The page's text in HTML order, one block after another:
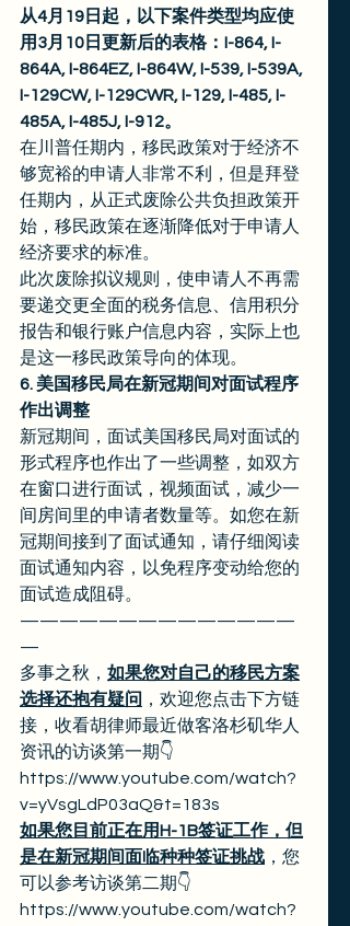
从4月19日起，以下案件类型均应使
用3月10日更新后的表格：I-864, I-
864A, I-864EZ, I-864W, I-539, I-539A,
I-129CW, I-129CWR, I-129, I-485, I-
485A, I-485J, I-912。
在川普任期内，移民政策对于经济不
够宽裕的申请人非常不利，但是拜登
任期内，从正式废除公共负担政策开
始，移民政策在逐渐降低对于申请人
经济要求的标准。
此次废除拟议规则，使申请人不再需
要递交更全面的税务信息、信用积分
报告和银行账户信息内容，实际上也
是这一移民政策导向的体现。
6. 美国移民局在新冠期间对面试程序
作出调整
新冠期间，面试美国移民局对面试的
形式程序也作出了一些调整，如双方
在窗口进行面试，视频面试，减少一
间房间里的申请者数量等。如您在新
冠期间接到了面试通知，请仔细阅读
面试通知内容，以免程序变动给您的
面试造成阻碍。
——————————————
—
多事之秋， 如果您对自己的移民方案
选择还抱有疑问
，欢迎您点击下方链
接，收看胡律师最近做客洛杉矶华人
资讯的访谈第一期👇
https://www.youtube.com/watch?
v=yVsgLdP03aQ&t=183s
如果您目前正在用H-1B签证工作，但
是在新冠期间面临种种签证挑战 ，您
可以参考访谈第二期👇
https://www.youtube.com/watch?